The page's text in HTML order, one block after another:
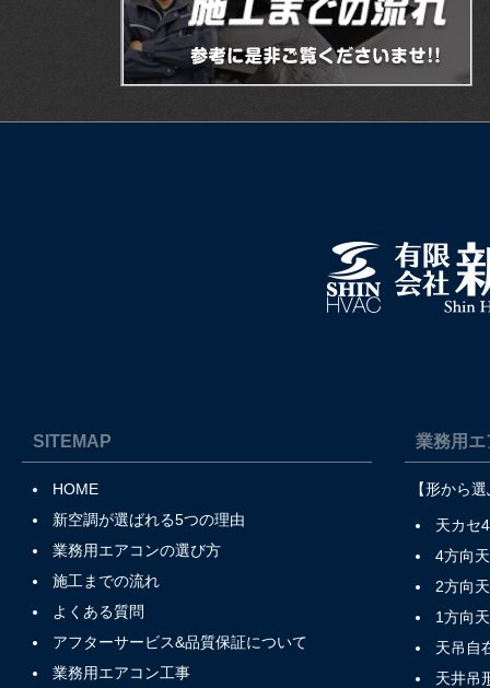
SITEMAP
HOME
新空調が選ばれる5つの理由
業務用エアコンの選び方
施工までの流れ
よくある質問
アフターサービス&品質保証について
業務用エアコン工事
業務用エ
【形から
天カセ
4方向
2方向
1方向
天吊自
天井吊